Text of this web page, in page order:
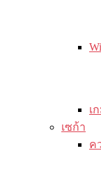
เ
เซก้า
ค